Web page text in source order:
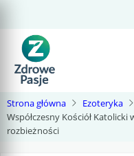
treści
Strona główna Ezoteryka
Współczesny Kościół
rozbieżności